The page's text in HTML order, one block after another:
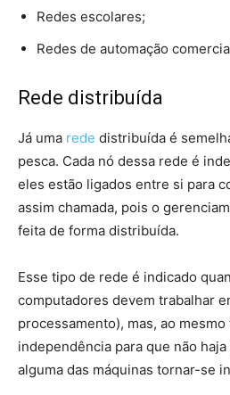
Redes escolares;
Redes de automação
Rede distribuída
Já uma rede distribuída é
pesca. Cada nó dessa rede é
eles estão ligados entre si para
assim chamada, pois o
feita de forma distribuída.
Esse tipo de rede é indicado
computadores devem trabalhar
processamento), mas, ao
independência para que não
alguma das máquinas tornar-se